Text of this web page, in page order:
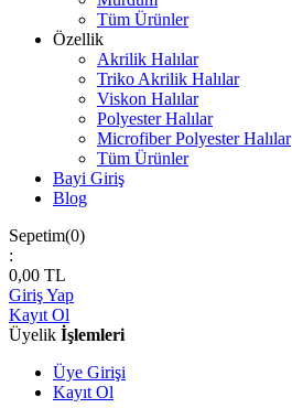
Tüm Ürünler
Özellik
Akrilik Halılar
Triko Akrilik Halılar
Viskon Halılar
Polyester Halılar
Microfiber Polyester Halılar
Tüm Ürünler
Bayi Giriş
Blog
Sepetim(0)
:
0,00 TL
Giriş Yap
Kayıt Ol
Üyelik İşlemleri
Üye Girişi
Kayıt Ol